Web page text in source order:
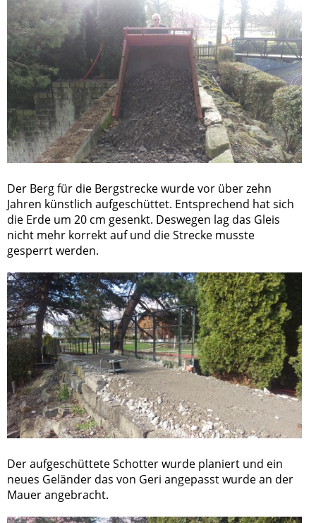
Der Berg für die Bergstrecke wurde vor über zehn
Jahren künstlich aufgeschüttet. Entsprechend hat sich
die Erde um 20 cm gesenkt. Deswegen lag das Gleis
nicht mehr korrekt auf und die Strecke musste
gesperrt werden.
Der aufgeschüttete Schotter wurde planiert und ein
neues Geländer das von Geri angepasst wurde an der
Mauer angebracht.